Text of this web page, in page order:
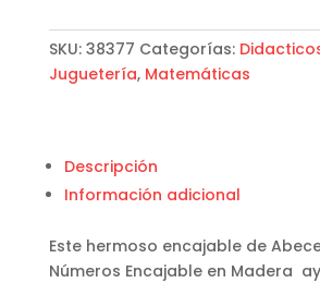
en
cantidad
SKU: 38377 Categorías:
Juguetería, Matemáticas
Descripción
Información adicional
Este hermoso encajable de
Números Encajable en Madera